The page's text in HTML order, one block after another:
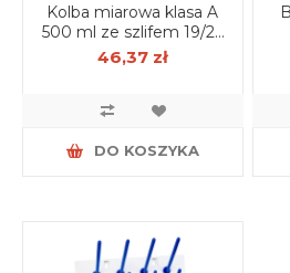
Kolba miarowa klasa A
500 ml ze szlifem 19/26
z korkiem PP,
certyfikat serii
46,37 zł
DO KOSZYKA